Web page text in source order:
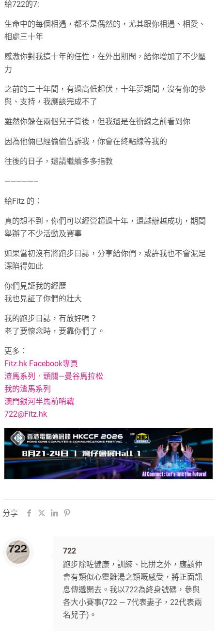
給722的7:
生命中的每個相遇，都不是偶然的，尤其跟你相遇、相愛、
相處三十年
感激你對我這十年的任性，在外出期間，給你增加了不少壓
力
之前的二十年間，有過高低起伏，十年夢期間，沒有你的參
與、支持，我應該完成不了
雖然你躲在兩個兒子背後，但我還是在衝線之前看到你
因為他倆已經偷偷告訴我，你會在終點線等我的
往後的日子，還請繼續多多指教
—————–
給Fitz 的：
真的想不到，你們可以經營超過十年，還越辦越成功，期間
舉辦了不少活動及賽事
如果當初沒有將跑步日誌，分享給你們，或許我也不會泥足
深陷得如此
你們見証我的經歷
我也見証了你們的壯大
我的跑步日誌，有放好嗎？
老了要懷念時，要靠你們了。
更多：
Fitz.hk Facebook專頁
渣馬系列．頭關—曼谷馬拉松
我的渣馬系列
澳門銀河半馬前哨戰
722@Fitz.hk
分享
722
跑步除咗健康，訓練、比拼之外，應該仲
會有類似心靈雞湯之類嘅感受，將正面訊
息傳遞開去。我以722為終身號碼，參與
各大小賽事(722 — 7代表妻子，22代表兩
名兒子)。